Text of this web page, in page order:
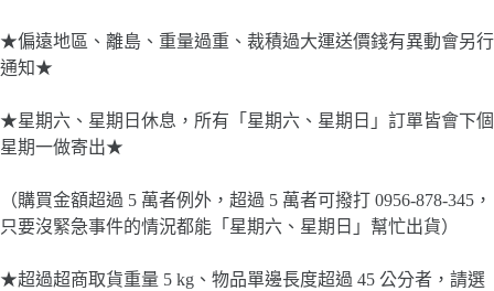
★偏遠地區、離島、重量過重、裁積過大運送價錢有異動會另行
通知★
★星期六、星期日休息，所有「星期六、星期日」訂單皆會下個
星期一做寄出★
（購買金額超過 5 萬者例外，超過 5 萬者可撥打 0956-878-345，
只要沒緊急事件的情況都能「星期六、星期日」幫忙出貨）
★超過超商取貨重量 5 kg、物品單邊長度超過 45 公分者，請選